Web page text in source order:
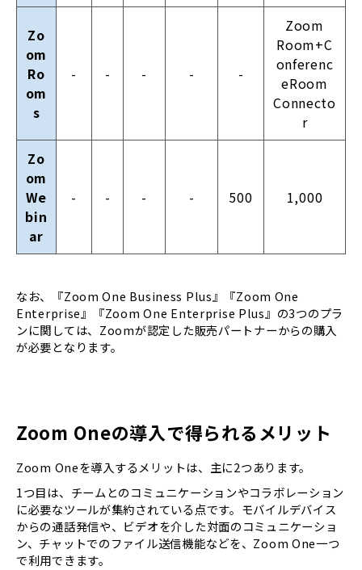
Zo
om
Ro
om
s
- - - - -
Zoom
Room+C
onferenc
eRoom
Connecto
r
Zo
om
We
bin
ar
- - - - 500 1,000
なお、『Zoom One Business Plus』『Zoom One
Enterprise』『Zoom One Enterprise Plus』の3つのプラ
ンに関しては、Zoomが認定した販売パートナーからの購入
が必要となります。
Zoom Oneの導入で得られるメリット
Zoom Oneを導入するメリットは、主に2つあります。
1つ目は、チームとのコミュニケーションやコラボレーション
に必要なツールが集約されている点です。モバイルデバイス
からの通話発信や、ビデオを介した対面のコミュニケーショ
ン、チャットでのファイル送信機能などを、Zoom One一つ
で利用できます。